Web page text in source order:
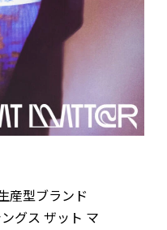
産型ブランド
グス ザット マ